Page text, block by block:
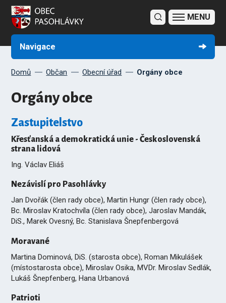
Navigace
Domů Občan Obecní úřad Orgány obce
Orgány obce
Zastupitelstvo
Křesťanská a demokratická unie - Československá
strana lidová
Ing. Václav Eliáš
Nezávislí pro Pasohlávky
Jan Dvořák (člen rady obce), Martin Hungr (člen rady obce),
Bc. Miroslav Kratochvíla (člen rady obce), Jaroslav Mandák,
DiS., Marek Ovesný, Bc. Stanislava Šnepfenbergová
Moravané
Martina Dominová, DiS. (starosta obce), Roman Mikulášek
(místostarosta obce), Miroslav Osika, MVDr. Miroslav Sedlák,
Lukáš Šnepfenberg, Hana Urbanová
Patrioti